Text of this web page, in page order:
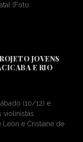
(Foto:
JOVENS
E RIO
(10/12) e
violinistas
e Cristiane de